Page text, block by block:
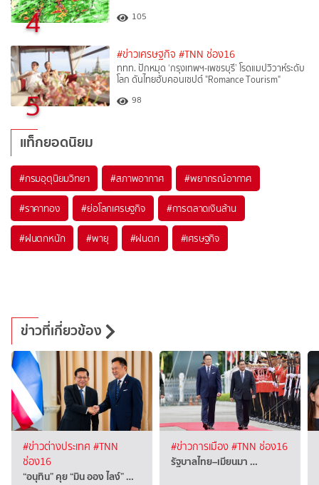
4 105
5
#ข่าวเศรษฐกิจ #TNN ช่อง16
ททท. ปักหมุด ‘กรุงเทพฯ-เพชรบุรี’ โรดแมปวิวาห์ระดับ
โลก ดันไทยฮับคอนเซปต์ "Romance Tourism"
98
แท็กยอดนิยม
#กรมอุตุนิยมวิทยา #สภาพอากาศ #พยากรณ์อากาศ
#ราคาทอง #ย่อโลกเศรษฐกิจ #การตลาดเงินล้าน
#ฝนตกหนัก #พายุ #ฝนตก #เศรษฐกิจ
ข่าวที่เกี่ยวข้อง
#ข่าวต่างประเทศ #TNN
ช่อง16
“อนุทิน” คุย “มิน ออง ไลง์” …
#ข่าวการเมือง#TNN ช่อง16
รัฐบาลไทย–เมียนมา …